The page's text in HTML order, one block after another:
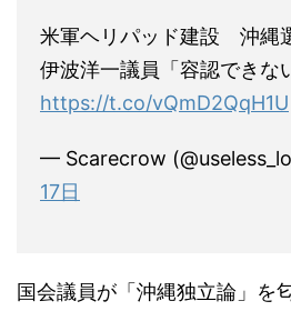
米軍ヘリパッド建設 沖縄
伊波洋一議員「容認できな
https://t.co/vQmD2QqH1U
— Scarecrow
17日
国会議員が「沖縄独立論」を